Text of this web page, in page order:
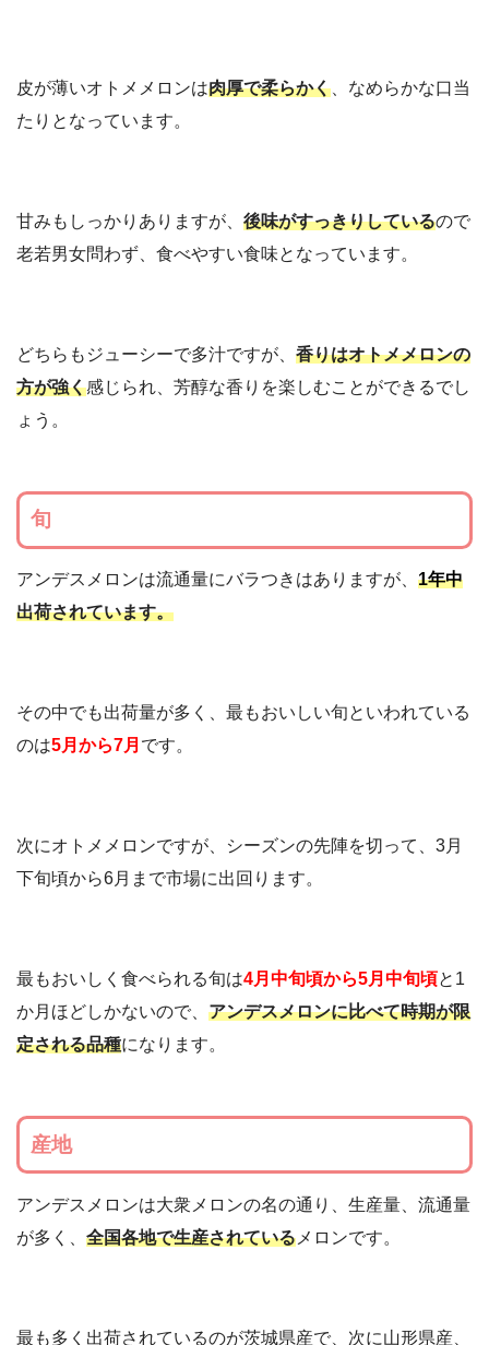
皮が薄いオトメメロンは肉厚で柔らかく 、なめらかな口当
たりとなっています。
甘みもしっかりありますが、 後味がすっきりしているので
老若男女問わず、食べやすい食味となっています。
どちらもジューシーで多汁ですが、 香りはオトメメロンの
方が強く感じられ、芳醇な香りを楽しむことができるでし
ょう。
旬
アンデスメロンは流通量にバラつきはありますが、 1年中
出荷されています。
その中でも出荷量が多く、最もおいしい旬といわれている
のは5月から7月 です。
次にオトメメロンですが、シーズンの先陣を切って、3月
下旬頃から6月まで市場に出回ります。
最もおいしく食べられる旬は4月中旬頃から5月中旬頃と1
か月ほどしかないので、 アンデスメロンに比べて時期が限
定される品種になります。
産地
アンデスメロンは大衆メロンの名の通り、生産量、流通量
が多く、 全国各地で生産されている メロンです。
最も多く出荷されているのが茨城県産で、次に山形県産、